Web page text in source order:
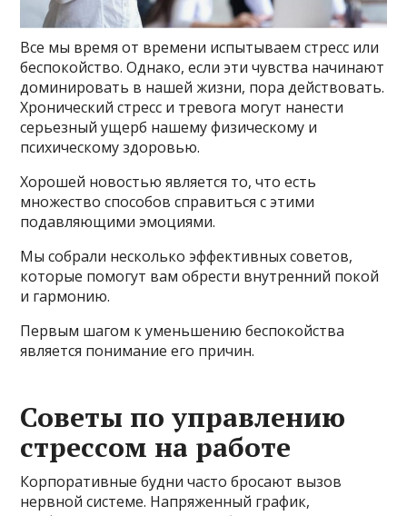
Все мы время от времени испытываем стресс или
беспокойство. Однако, если эти чувства начинают
доминировать в нашей жизни, пора действовать.
Хронический стресс и тревога могут нанести
серьезный ущерб нашему физическому и
психическому здоровью.
Хорошей новостью является то, что есть
множество способов справиться с этими
подавляющими эмоциями.
Мы собрали несколько эффективных советов,
которые помогут вам обрести внутренний покой
и гармонию.
Первым шагом к уменьшению беспокойства
является понимание его причин.
Советы по управлению
стрессом на работе
Корпоративные будни часто бросают вызов
нервной системе. Напряженный график,